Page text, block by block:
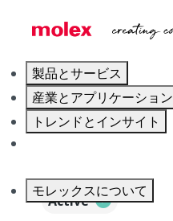
製品とサービス
産業とアプリケーション
トレンドとインサイト
モレックスについて
Active